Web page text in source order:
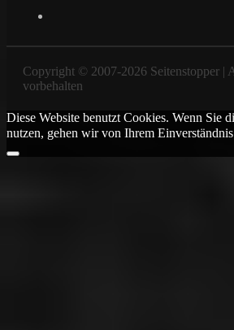
Copyright © 2007-2026 Seitenstopper |
vorbehalten
Diese Website benutzt Cookies. Wenn Sie
nutzen, gehen wir von Ihrem Einverständnis